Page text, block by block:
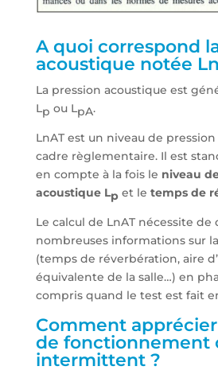
A quoi correspond
acoustique notée
La pression acoustique est
Lp ou LpA.
LnAT est un niveau de
cadre règlementaire. Il est
en compte à la fois le niveau
acoustique Lp et le temps de
Le calcul de LnAT nécessite de
nombreuses informations sur
(temps de réverbération, aire
équivalente de la salle…) en
compris quand le test est fait
Comment
de fonctionnement
intermittent ?